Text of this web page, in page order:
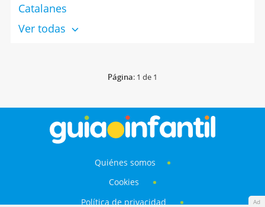
Catalanes
Ver todas
Página: 1 de 1
Ad
Quiénes somos
Cookies
Política de privacidad